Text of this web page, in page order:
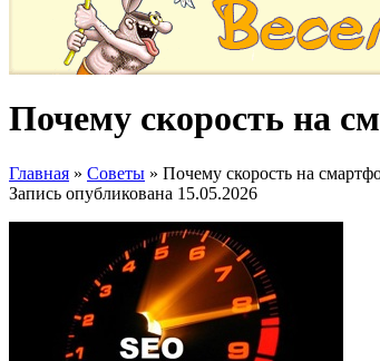
Почему скорость на
Главная » Советы » Почему скорость на
Запись опубликована 15.05.2026